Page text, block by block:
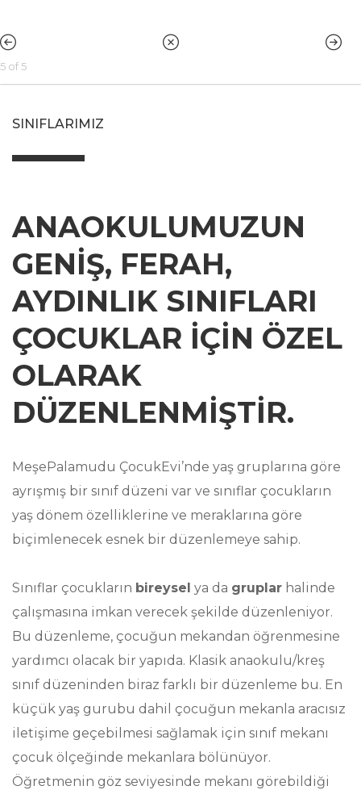
MEŞE PALAMUDU
MEŞE’NİN HER
KÖŞESİ MERAK,
YETENEK VE
KEŞİFLERLE DOLU!
Meşepalamudu’nda Uyguladığımız Reggio Emilia
yaklaşımda eğitim ortamına “üçüncü öğretmen”
denir. Biz de nesneleri görerek, dokunarak,
deneyerek öğrenme imkanı sunduğunu bilerek,
Meşe’de çocuklar vakitlerini sadece sınıfta
geçirmezler, sınıf dışında vakit geçirebilecekleri
aktivite mekanları vardır. Çocuklar bahçede
oynayabilir, atölyede değişik malzemeler
kullanarak bir çalışma yapabilir, ışık atölyesinde
gölge-ışık oyunları oynayabilir, dans odasında dans
edebilirler.
SINIFLARIMIZ
ANAOKULUMUZUN
GENIŞ, FERAH,
AYDINLIK SINIFLARI
ÇOCUKLAR IÇIN ÖZEL
OLARAK
DÜZENLENMIŞTIR.
MeşePalamudu ÇocukEvi’nde yaş gruplarına göre
ayrışmış bir sınıf düzeni var ve sınıflar çocukların
yaş dönem özelliklerine ve meraklarına göre
biçimlenecek esnek bir düzenlemeye sahip.
Sınıflar çocukların bireysel ya da gruplar halinde
çalışmasına imkan verecek şekilde düzenleniyor.
Bu düzenleme, çocuğun mekandan öğrenmesine
yardımcı olacak bir yapıda. Klasik anaokulu/kreş
sınıf düzeninden biraz farklı bir düzenleme bu. En
küçük yaş gurubu dahil çocuğun mekanla aracısız
iletişime geçebilmesi sağlamak için sınıf mekanı
çocuk ölçeğinde mekanlara bölünüyor.
Öğretmenin göz seviyesinde mekanı görebildiği
5 of 5